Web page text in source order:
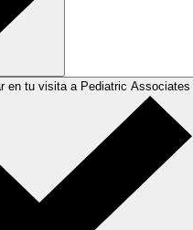
en tu visita a Pediatric Associates